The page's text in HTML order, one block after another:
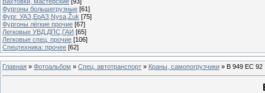
Фургоны большегрузные [61]
Фург. УАЗ,ЕрАЗ,Nysa,Žuk [75]
Фургоны лёгкие прочие [67]
Легковые УВД,ДПС,ГАИ [65]
Легковые спец. прочие [106]
Спецтехника: прочее [62]
Главная » Фотоальбом » Спец. автотранспорт » Краны, самопогрузчики » В 949 ЕС 92